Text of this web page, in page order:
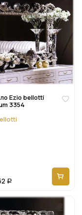
Ezio bellotti
3354
Р